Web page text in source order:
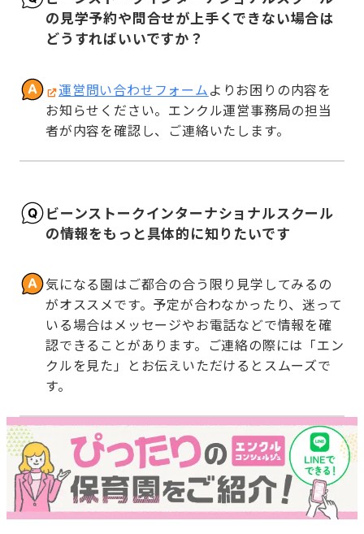
の見学予約や問合せが上手くできない場合は
どうすればいいですか？
運営問い合わせフォームよりお困りの内容を
お知らせください。エンクル運営事務局の担当
者が内容を確認し、ご連絡いたします。
ビーンストークインターナショナルスクール
の情報をもっと具体的に知りたいです
気になる園はご都合の合う限り見学してみるの
がオススメです。予定が合わなかったり、迷って
いる場合はメッセージやお電話などで情報を確
認できることがあります。ご連絡の際には「エン
クルを見た」とお伝えいただけるとスムーズで
す。